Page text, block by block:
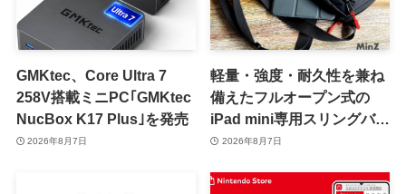
GMKtec、Core Ultra 7
258V搭載ミニPC｢GMKtec
NucBox K17 Plus｣を発売
2026年8月7日
軽量・強度・耐久性を兼ね
備えたフルオープン式の
iPad mini専用スリングバッ
グ「MinZ SLING mini for
2026年8月7日